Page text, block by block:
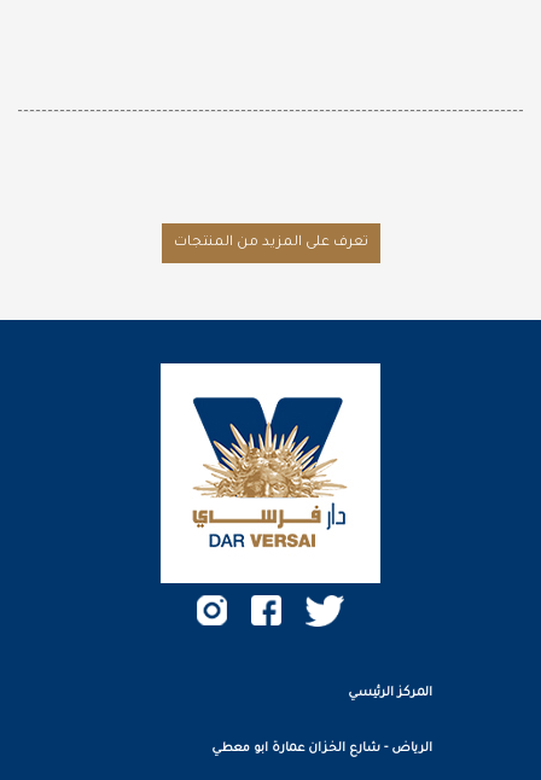
تعرف على المزيد من المنتجات
المركز الرئيسي
الرياض - شارع الخزان عمارة ابو معطي